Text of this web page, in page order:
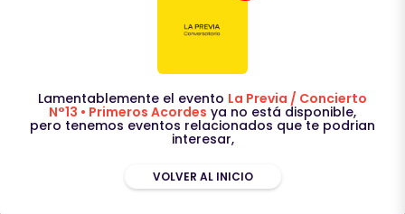
Lamentablemente el evento La Previa / Concierto
N°13 • Primeros Acordes ya no está disponible,
pero tenemos eventos relacionados que te podrian
interesar,
VOLVER AL INICIO